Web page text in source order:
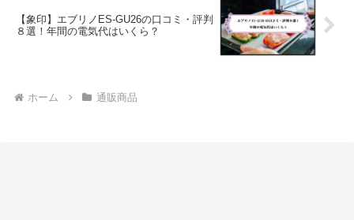
【象印】エブリノES-GU26の口コミ・評判
８選！年間の電気代はいくら？
ホーム 通販商品